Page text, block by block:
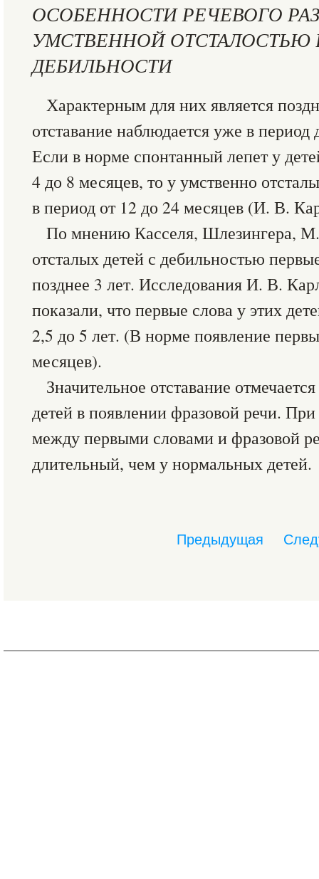
ОСОБЕННОСТИ РЕЧЕВОГО
УМСТВЕННОЙ ОТСТАЛОСТЬЮ
ДЕБИЛЬНОСТИ
Характерным для них является
отставание наблюдается уже в
Если в норме спонтанный лепет у
4 до 8 месяцев, то у умственно
в период от 12 до 24 месяцев (И. В.
По мнению Касселя, Шлезингера,
отсталых детей с дебильностью
позднее 3 лет. Исследования И. В.
показали, что первые слова у этих
2,5 до 5 лет. (В норме появление
месяцев).
Значительное отставание
детей в появлении фразовой речи.
между первыми словами и фразовой
длительный, чем у нормальных детей.
Предыдущая